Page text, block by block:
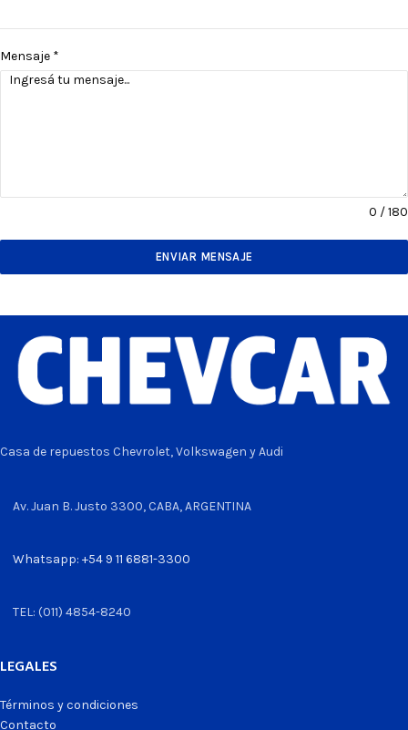
Mensaje *
0 / 180
ENVIAR MENSAJE
Casa de repuestos Chevrolet, Volkswagen y Audi
Av. Juan B. Justo 3300, CABA, ARGENTINA
Whatsapp: +54 9 11 6881-3300
TEL: (011) 4854-8240
LEGALES
Términos y condiciones
Contacto